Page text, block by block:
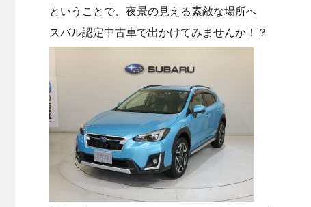
ということで、夜景の見える素敵な場所へ
スバル認定中古車で出かけてみませんか！？